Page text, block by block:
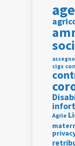
cigs
Agile